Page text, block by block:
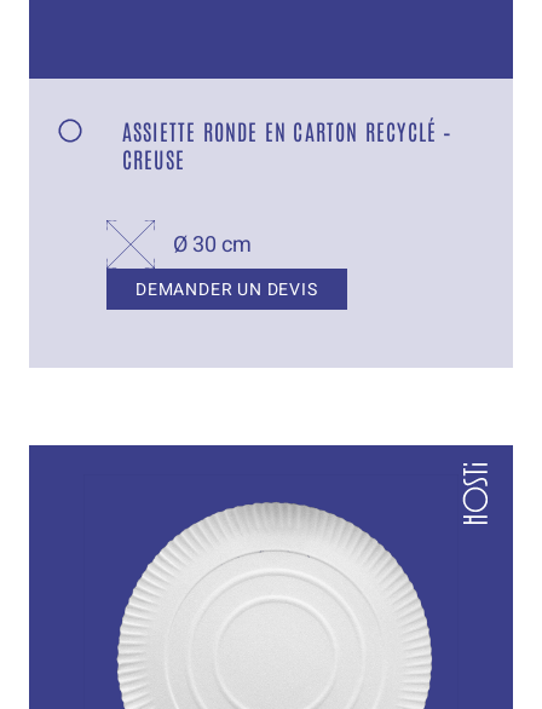
ASSIETTE RONDE EN CARTON RECYCLÉ –
CREUSE
Ø 30 cm
DEMANDER UN DEVIS